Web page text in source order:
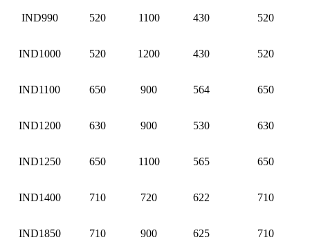
IND990 520 1100 430 520
IND1000 520 1200 430 520
IND1100 650 900 564 650
IND1200 630 900 530 630
IND1250 650 1100 565 650
IND1400 710 720 622 710
IND1850 710 900 625 710